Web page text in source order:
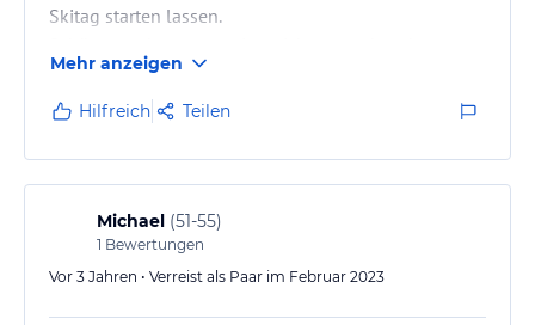
Skitag starten lassen.
Zimmer haben unseren Urlaub
abgerundet.
Viel Erfolg und weiter so!
Uli und Sabine
Mehr anzeigen
Hilfreich Teilen
Michael (51-55)
1 Bewertungen
Vor 3 Jahren • Verreist als Paar im Februar 2023